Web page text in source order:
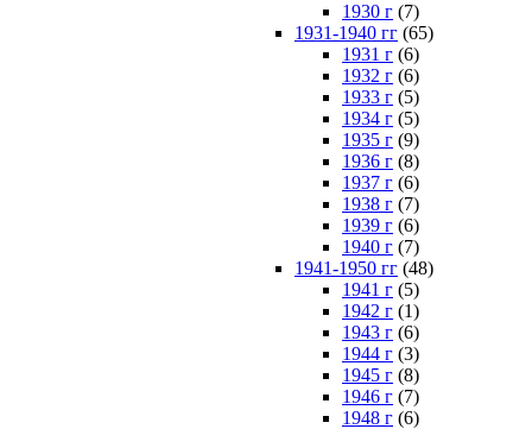
1930 г (7)
1931-1940 гг (65)
1931 г (6)
1932 г (6)
1933 г (5)
1934 г (5)
1935 г (9)
1936 г (8)
1937 г (6)
1938 г (7)
1939 г (6)
1940 г (7)
1941-1950 гг (48)
1941 г (5)
1942 г (1)
1943 г (6)
1944 г (3)
1945 г (8)
1946 г (7)
1948 г (6)